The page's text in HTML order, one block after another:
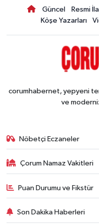
Güncel Resmi
Köşe Yazarları
corumhabernet, yepyeni
ve
Nöbetçi Eczaneler
Çorum Namaz Vakitleri
Puan Durumu ve Fikstür
Son Dakika Haberleri